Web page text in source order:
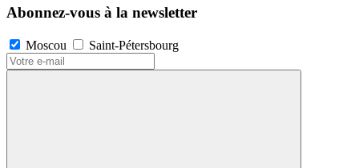
Abonnez-vous à la newsletter
Moscou Saint-Pétersbourg